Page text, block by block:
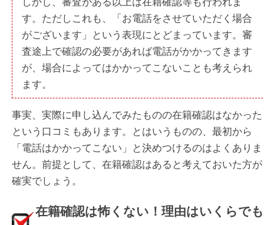
す。ただしこれも、「お電話をさせていただく場合
がございます」という表現にとどまっています。審
査途上で確認の必要があれば電話がかかってきます
が、場合によってはかかってこないことも考えられ
ます。
事実、実際に申し込んでみたものの在籍確認はなかった
という口コミもあります。とはいうものの、最初から
「電話はかかってこない」と決めつけるのはよくありま
せん。前提として、在籍確認はあると考えておいた方が
確実でしょう。
在籍確認は怖くない！理由はいくらでも